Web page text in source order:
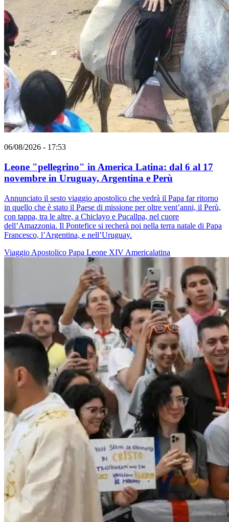
06/08/2026 - 17:53
Leone "pellegrino" in America Latina: dal 6 al 17
novembre in Uruguay, Argentina e Perù
Annunciato il sesto viaggio apostolico che vedrà il Papa far ritorno
in quello che è stato il Paese di missione per oltre vent’anni, il Perù,
con tappa, tra le altre, a Chiclayo e Pucallpa, nel cuore
dell’Amazzonia. Il Pontefice si recherà poi nella terra natale di Papa
Francesco, l’Argentina, e nell’Uruguay.
Viaggio Apostolico Papa Leone XIV Americalatina